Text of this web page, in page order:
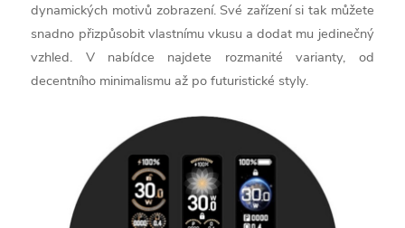
dynamických motivů zobrazení. Své zařízení si tak můžete
snadno přizpůsobit vlastnímu vkusu a dodat mu jedinečný
vzhled. V nabídce najdete rozmanité varianty, od
decentního minimalismu až po futuristické styly.